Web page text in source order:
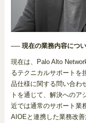
── 現在の業務内容につ
現在は、Palo Alto
るテクニカルサポートを
品仕様に関する問い合わ
トを通じて、解決への
近では通常のサポート業
AIOEと連携した業務改善